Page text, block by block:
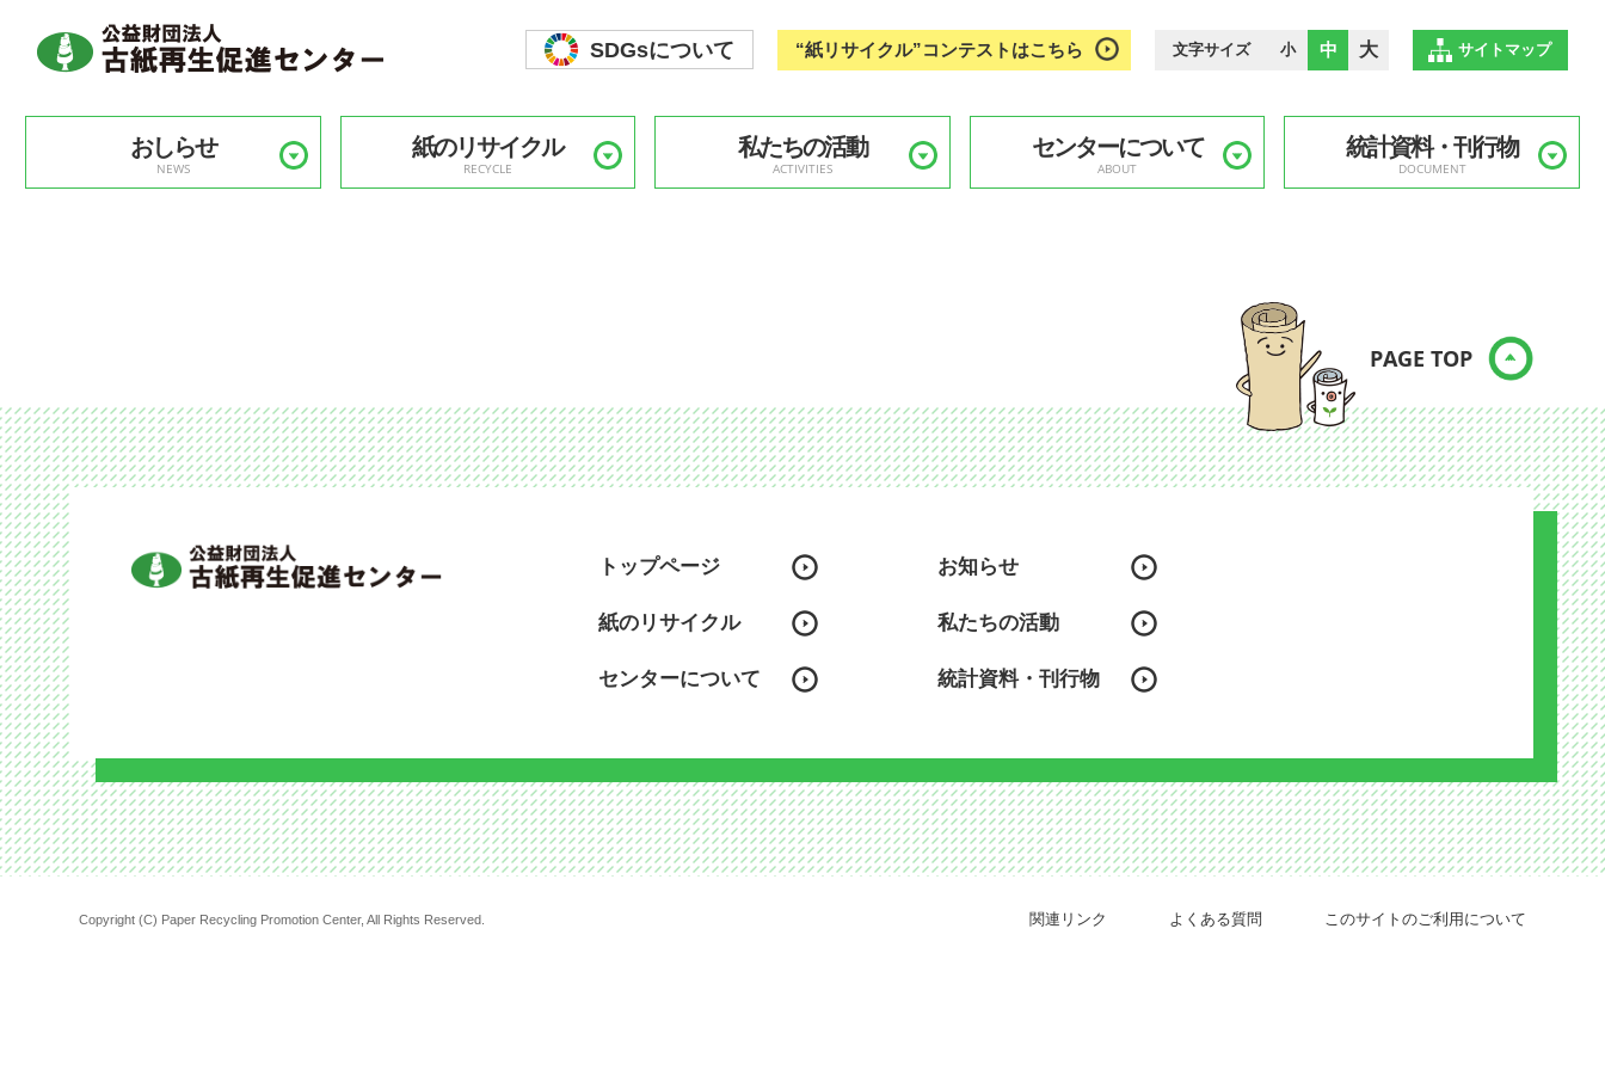
SDGsについて “紙リサイクル”コンテストはこちら 文字サイズ 小 中 大 サイトマップ
おしらせ
NEWS
紙のリサイクル
RECYCLE
私たちの活動
ACTIVITIES
センターについて
ABOUT
統計資料・刊行物
DOCUMENT
PAGE TOP
トップページ お知らせ
紙のリサイクル 私たちの活動
センターについて 統計資料・刊行物
関連リンク よくある質問 このサイトのご利用について
Copyright (C) Paper Recycling Promotion Center, All Rights Reserved.